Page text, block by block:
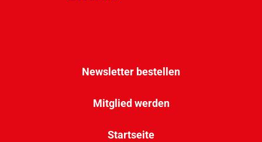
Newsletter bestellen
Mitglied werden
Startseite